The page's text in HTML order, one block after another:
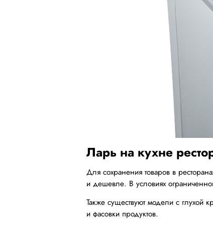
Ларь на кухне
Для сохранения товаров в
и дешевле. В условиях
Также существуют модели с глухой
и фасовки продуктов.